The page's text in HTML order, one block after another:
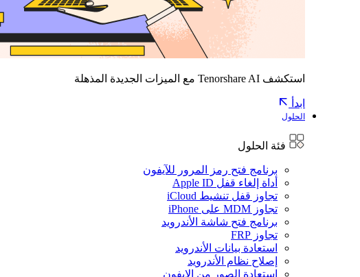
استكشف Tenorshare AI مع الميزات الجديدة المذهلة
ابدأ
الحلول
فئة الحلول
برنامج فتح رمز المرور للآيفون
أداة إلغاء قفل Apple ID
تجاوز قفل تنشيط iCloud
تجاوز MDM على iPhone
برنامج فتح شاشة الأندرويد
تجاوز FRP
استعادة بيانات الأندرويد
إصلاح نظام الأندرويد
استعادة الصور من الايفون